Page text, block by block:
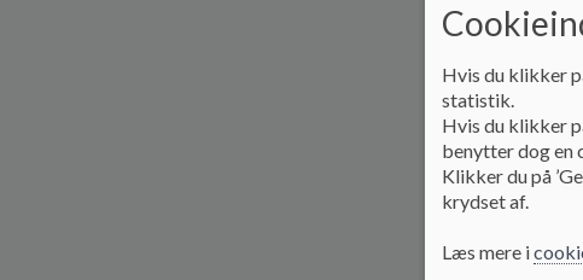
Hvis du klikker
statistik.
Hvis du klikker
benytter dog en
Klikker du på
krydset af.
Læs mere i